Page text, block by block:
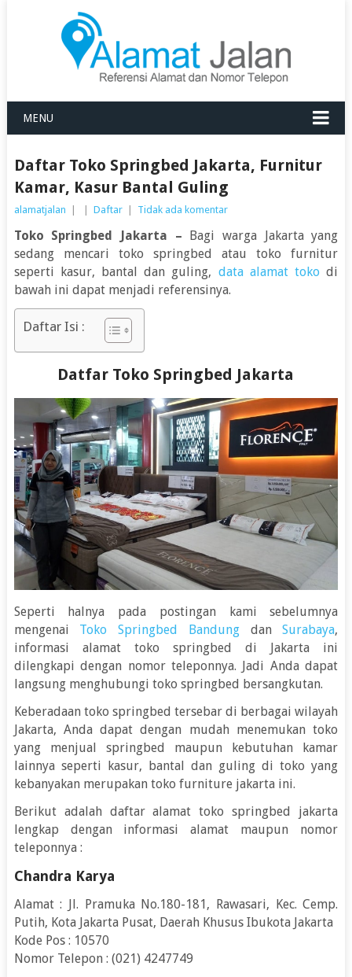
MENU
Daftar Toko Springbed Jakarta, Furnitur
Kamar, Kasur Bantal Guling
alamatjalan Daftar Tidak ada komentar
Toko Springbed Jakarta – Bagi warga Jakarta yang
sedang mencari toko springbed atau toko furnitur
seperti kasur, bantal dan guling, data alamat toko di
bawah ini dapat menjadi referensinya.
Daftar Isi :
Datfar Toko Springbed Jakarta
Seperti halnya pada postingan kami sebelumnya
mengenai Toko Springbed BandungdanSurabaya,
informasi alamat toko springbed di Jakarta ini
dilengkapi dengan nomor teleponnya. Jadi Anda dapat
langsung menghubungi toko springbed bersangkutan.
Keberadaan toko springbed tersebar di berbagai wilayah
Jakarta, Anda dapat dengan mudah menemukan toko
yang menjual springbed maupun kebutuhan kamar
lainnya seperti kasur, bantal dan guling di toko yang
kebanyakan merupakan toko furniture jakarta ini.
Berikut adalah daftar alamat toko springbed jakarta
lengkap dengan informasi alamat maupun nomor
teleponnya :
Chandra Karya
Alamat : Jl. Pramuka No.180-181, Rawasari, Kec. Cemp.
Putih, Kota Jakarta Pusat, Daerah Khusus Ibukota Jakarta
Kode Pos : 10570
Nomor Telepon : (021) 4247749